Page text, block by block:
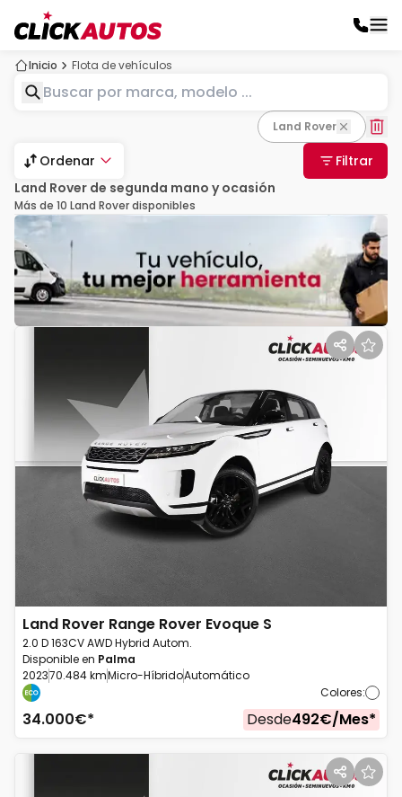
Inicio Flota de vehículos
Land Rover
Ordenar
Filtrar
Land Rover de segunda mano y ocasión
Más de 10 Land Rover disponibles
Land Rover Range Rover Evoque S
2.0 D 163CV AWD Hybrid Autom.
Disponible en Palma
202370.484 kmMicro-HíbridoAutomático
Colores:
34.000€* Desde492€/Mes*